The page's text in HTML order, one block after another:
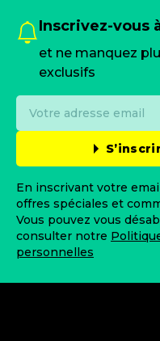
Inscrivez-vous
et ne manquez
exclusifs
En inscrivant votre
offres spéciales et
Vous pouvez vous
consulter notre
personnelles